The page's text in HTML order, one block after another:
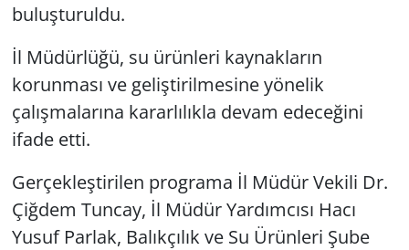
buluşturuldu.
İl Müdürlüğü, su ürünleri kaynakların
korunması ve geliştirilmesine yönelik
çalışmalarına kararlılıkla devam edeceğini
ifade etti.
Gerçekleştirilen programa İl Müdür Vekili Dr.
Çiğdem Tuncay, İl Müdür Yardımcısı Hacı
Yusuf Parlak, Balıkçılık ve Su Ürünleri Şube